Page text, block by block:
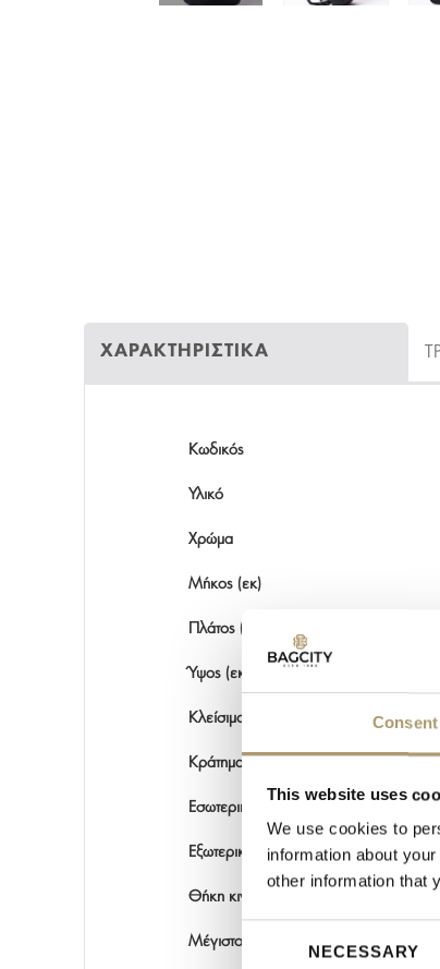
Consent
This website uses
We use cookies to
information about
other information that
NECESSARY
ΧΑΡΑΚΤΗΡΙΣΤΙΚΑ
Κωδικός
Υλικό
Χρώμα
Μήκος (εκ)
Πλάτος (εκ)
Ύψος (εκ)
Κλείσιμο
Κράτημα
Εσωτερικές θέσεις
Εξωτερικές θέσεις
Θήκη κινητού - στυλό
Μέγιστο μήκος κρεμαστού χεριού (εκ)